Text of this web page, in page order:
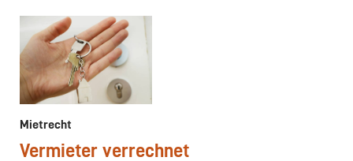
Mietrecht
Vermieter verrechnet